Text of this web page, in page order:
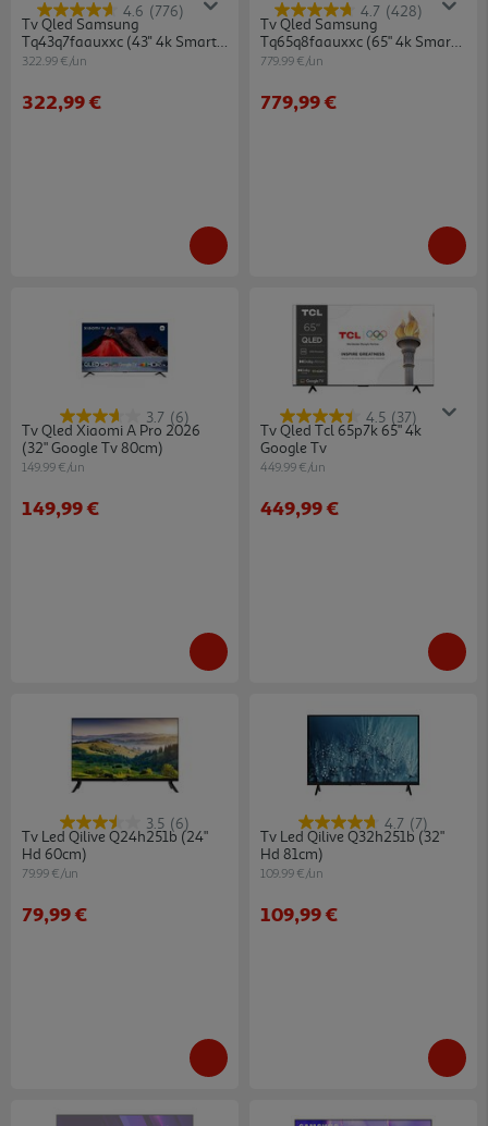
4.6 (776)
Tv Qled Samsung
Tq43q7faauxxc (43'' 4k Smart
Tv Ai 108cm)
322.99 €/un
322,99 €
4.7 (428)
Tv Qled Samsung
Tq65q8faauxxc (65" 4k Smart
Tv Ai 163cm)
779.99 €/un
779,99 €
3.7 (6)
Tv Qled Xiaomi A Pro 2026
(32" Google Tv 80cm)
149.99 €/un
149,99 €
4.5 (37)
Tv Qled Tcl 65p7k 65" 4k
Google Tv
449.99 €/un
449,99 €
3.5 (6)
Tv Led Qilive Q24h251b (24"
Hd 60cm)
79.99 €/un
79,99 €
4.7 (7)
Tv Led Qilive Q32h251b (32"
Hd 81cm)
109.99 €/un
109,99 €